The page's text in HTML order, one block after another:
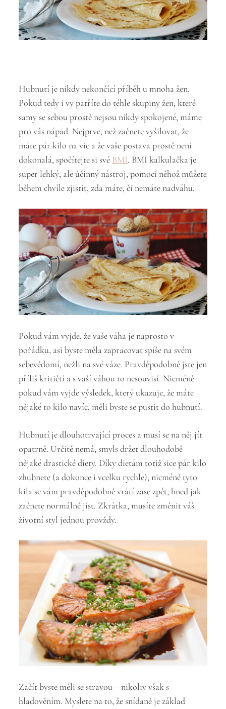
Hubnutí je nikdy nekončící příběh u mnoha žen.
Pokud tedy i vy patříte do téhle skupiny žen, které
samy se sebou prostě nejsou nikdy spokojené, máme
pro vás nápad. Nejprve, než začnete vyšilovat, že
máte pár kilo na víc a že vaše postava prostě není
dokonalá, spočítejte si své BMI. BMI kalkulačka je
super lehký, ale účinný nástroj, pomocí něhož můžete
během chvíle zjistit, zda máte, či nemáte nadváhu.
Pokud vám vyjde, že vaše váha je naprosto v
pořádku, asi byste měla zapracovat spíše na svém
sebevědomí, nežli na své váze. Pravděpodobně jste jen
příliš kritičtí a s vaší váhou to nesouvisí. Nicméně
pokud vám vyjde výsledek, který ukazuje, že máte
nějaké to kilo navíc, měli byste se pustit do hubnutí.
Hubnutí je dlouhotrvající proces a musí se na něj jít
opatrně. Určitě nemá, smyls držet dlouhodobě
nějaké drastické diety. Díky dietám totiž sice pár kilo
zhubnete (a dokonce i vcelku rychle), nicméně tyto
kila se vám pravděpodobně vrátí zase zpět, hned jak
začnete normálně jíst. Zkrátka, musíte změnit váš
životní styl jednou provždy.
Začít byste měli se stravou – nikoliv však s
hladověním. Myslete na to, že snídaně je základ